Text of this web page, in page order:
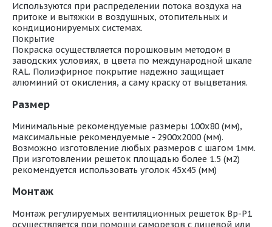
Используются при распределении потока воздуха на
притоке и вытяжки в воздушных, отопительных и
кондиционируемых системах.
Покрытие
Покраска осуществляется порошковым методом в
заводских условиях, в цвета по международной шкале
RAL. Полиэфирное покрытие надежно защищает
алюминий от окисления, а саму краску от выцветания.
Размер
Минимальные рекомендуемые размеры 100х80 (мм),
максимальные рекомендуемые - 2900х2000 (мм).
Возможно изготовление любых размеров с шагом 1мм.
При изготовлении решеток площадью более 1.5 (м2)
рекомендуется использовать уголок 45х45 (мм)
Монтаж
Монтаж регулируемых вентиляционных решеток Вр-Р1
осуществляется при помощи саморезов с лицевой или